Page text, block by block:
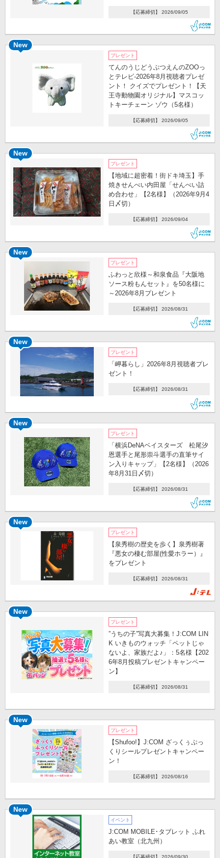
【応募締切】 2026/09/05
New
プレゼント
てんのうじどうぶつえんのZOOっ
とテレビ-2026年8月視聴者プレゼ
ント！ クイズでプレゼント！【天
王寺動物園オリジナル】マスコッ
トキーチェーン ゾウ（5名様）
【応募締切】 2026/09/05
New
プレゼント
【地域に超密着！街ドキ埼玉】手
焼きせんべい内田屋「せんべい詰
め合わせ」【2名様】（2026年9月4
日〆切）
【応募締切】 2026/09/04
New
プレゼント
ふわっと欣様～和泉食品『大阪地
ソース粉もんセット』を50名様に
～2026年8月プレゼント
【応募締切】 2026/08/31
New
プレゼント
「岬暮らし」2026年8月視聴者プレ
ゼント！
【応募締切】 2026/08/31
New
プレゼント
「横浜DeNAベイスターズ 松尾汐
恩選手と尾形崇斗選手の直筆サイ
ン入りキャップ」【2名様】（2026
年8月31日〆切）
【応募締切】 2026/08/31
New
プレゼント
【泉秀樹の歴史を歩く】泉秀樹著
『悪女の棲む部屋(性愛ホラー）』
をプレゼント
【応募締切】 2026/08/31
New
プレゼント
”うちの子”写真大募集！J:COM LIN
K いきものウォッチ「ペットじゃ
ないよ、家族だよ♪」：5名様【202
6年8月投稿プレゼントキャンペー
ン】
【応募締切】 2026/08/31
New
プレゼント
【Shufoo!】J:COM ざっくぅぷっ
くりシールプレゼントキャンペー
ン！
【応募締切】 2026/08/16
New
イベント
J:COM MOBILE･タブレット ふれ
あい教室（北九州）
【応募締切】 2026/09/30